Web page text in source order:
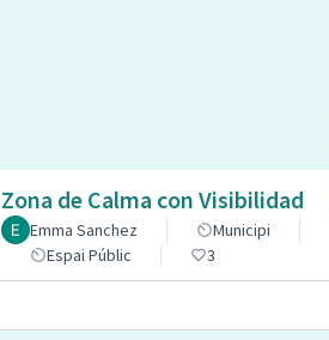
Zona de Calma con Visibilidad
Emma Sanchez
Municipi
Espai Públic
3